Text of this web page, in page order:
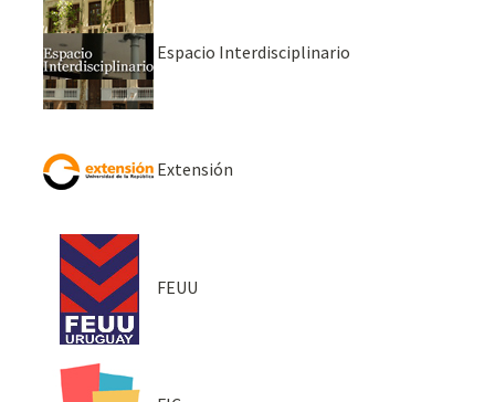
Espacio Interdisciplinario
Extensión
FEUU